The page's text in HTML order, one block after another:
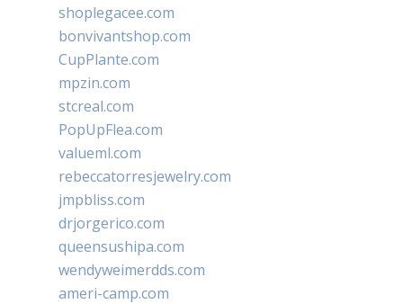
shoplegacee.com
bonvivantshop.com
CupPlante.com
mpzin.com
stcreal.com
PopUpFlea.com
valueml.com
rebeccatorresjewelry.com
jmpbliss.com
drjorgerico.com
queensushipa.com
wendyweimerdds.com
ameri-camp.com